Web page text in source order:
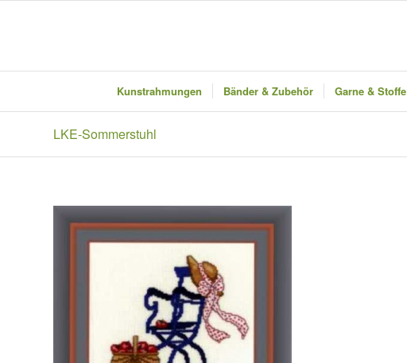
Kunstrahmungen Bänder & Zubehör Garne & Stoffe
LKE-Sommerstuhl